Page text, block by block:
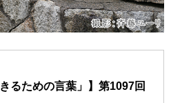
るための言葉」】第1097回